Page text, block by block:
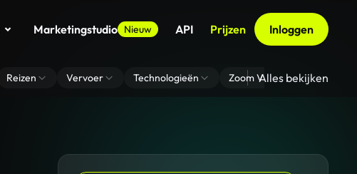
Marketingstudio Nieuw API Prijzen Inloggen
Reizen Vervoer Technologieën Zoom Virtuele
Alles bekijken